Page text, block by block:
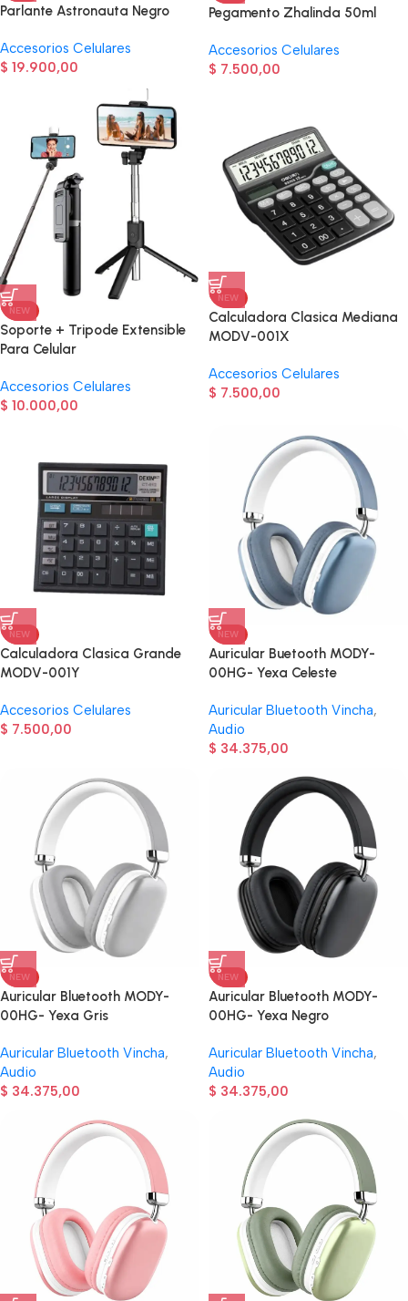
Parlante Astronauta Negro
Accesorios Celulares
$ 19.900,00
Pegamento Zhalinda 50ml
Accesorios Celulares
$ 7.500,00
NEW
Soporte + Tripode Extensible
Para Celular
Accesorios Celulares
$ 10.000,00
NEW
Calculadora Clasica Mediana
MODV-001X
Accesorios Celulares
$ 7.500,00
NEW
Calculadora Clasica Grande
MODV-001Y
Accesorios Celulares
$ 7.500,00
NEW
Auricular Buetooth MODY-
00HG- Yexa Celeste
Auricular Bluetooth Vincha,
Audio
$ 34.375,00
NEW
Auricular Bluetooth MODY-
00HG- Yexa Gris
Auricular Bluetooth Vincha,
Audio
$ 34.375,00
NEW
Auricular Bluetooth MODY-
00HG- Yexa Negro
Auricular Bluetooth Vincha,
Audio
$ 34.375,00